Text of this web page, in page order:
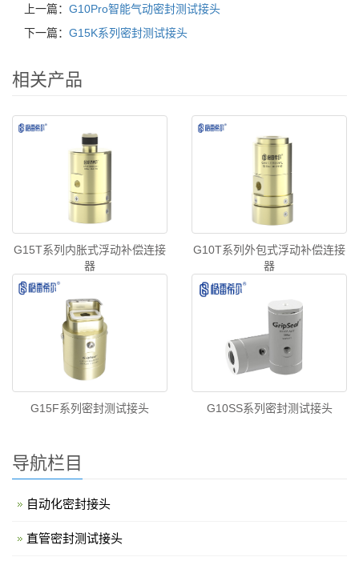
上一篇： G10Pro智能气动密封测试接头
下一篇： G15K系列密封测试接头
相关产品
G15T系列内胀式浮动补偿连接
器
G10T系列外包式浮动补偿连接
器
G15F系列密封测试接头 G10SS系列密封测试接头
导航栏目
自动化密封接头
直管密封测试接头